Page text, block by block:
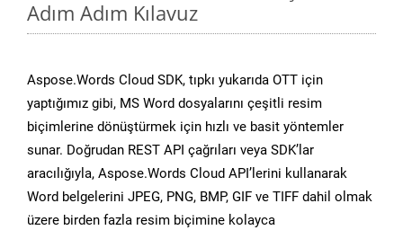
Adım Adım Kılavuz
Aspose.Words Cloud SDK, tıpkı yukarıda OTT için
yaptığımız gibi, MS Word dosyalarını çeşitli resim
biçimlerine dönüştürmek için hızlı ve basit yöntemler
sunar. Doğrudan REST API çağrıları veya SDK’lar
aracılığıyla, Aspose.Words Cloud API’lerini kullanarak
Word belgelerini JPEG, PNG, BMP, GIF ve TIFF dahil olmak
üzere birden fazla resim biçimine kolayca